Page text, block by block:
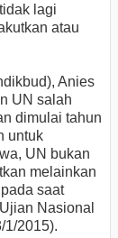
lagi
atau
Anies
UN salah
dimulai tahun
untuk
UN bukan
melainkan
saat
Nasional
1/2015).